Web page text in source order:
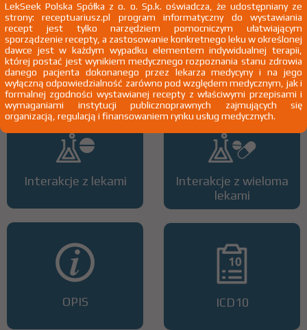
Wszystkie dawki leku
Interakcje z lekami
OPIS
ATC
Interakcje z wieloma
lekami
ICD10
LekSeek Polska Spółka z o. o. Sp.k. oświadcza, że udostępniany ze
strony: receptuariusz.pl program informatyczny do wystawiania
recept jest tylko narzędziem pomocniczym ułatwiającym
sporządzenie recepty, a zastosowanie konkretnego leku w określonej
dawce jest w każdym wypadku elementem indywidualnej terapii,
której postać jest wynikiem medycznego rozpoznania stanu zdrowia
danego pacjenta dokonanego przez lekarza medycyny i na jego
wyłączną odpowiedzialność zarówno pod względem medycznym, jak i
formalnej zgodności wystawianej recepty z właściwymi przepisami i
wymaganiami instytucji publicznoprawnych zajmujących się
organizacją, regulacją i finansowaniem rynku usług medycznych.